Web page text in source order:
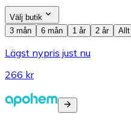
Välj butik
3 mån
6 mån 1 år 2 år Allt
Lägst nypris just nu
266 kr